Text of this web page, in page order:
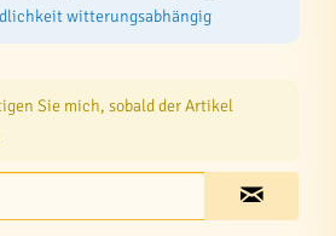
witterungsabhängig
Sie mich, sobald der Artikel